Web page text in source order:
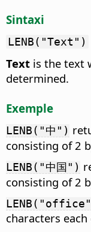
Sintaxi
LENB("Text")
Text is the text
determined.
Exemple
LENB("中")
consisting of 2
LENB("中国")
consisting of 2
characters